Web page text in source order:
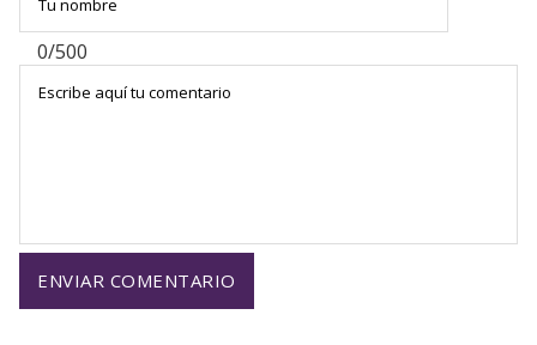
0/500